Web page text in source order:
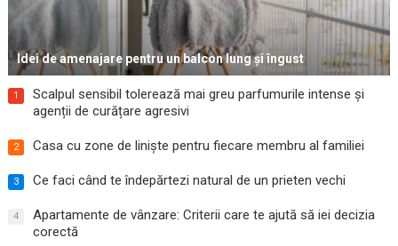
Idei de amenajare pentru un balcon lung și îngust
1
Scalpul sensibil tolerează mai greu parfumurile intense și
agenții de curățare agresivi
2 Casa cu zone de liniște pentru fiecare membru al familiei
3 Ce faci când te îndepărtezi natural de un prieten vechi
4
Apartamente de vânzare: Criterii care te ajută să iei decizia
corectă